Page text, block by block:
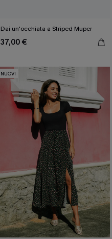
Dai un'occhiata a Striped Muper
37,00 €
NUOVI